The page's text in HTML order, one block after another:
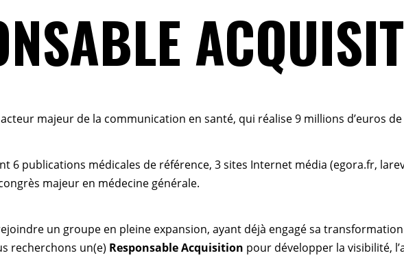
majeur de la communication en santé, qui réalise 9 millions d’euros de
6 publications médicales de référence, 3 sites Internet média (egora.fr,
majeur en médecine générale.
un groupe en pleine expansion, ayant déjà engagé sa
recherchons un(e) Responsable Acquisition pour développer la visibilité,